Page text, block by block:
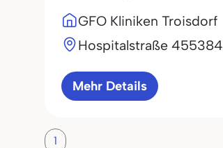
GFO Kliniken Troisdorf
Hospitalstraße 45
Mehr Details
1